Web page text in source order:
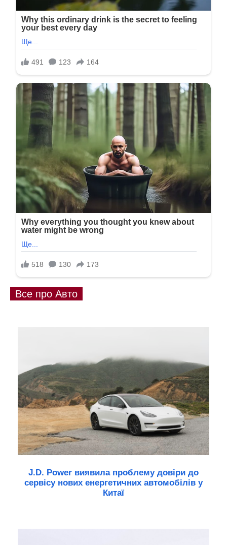
Все про Авто
J.D. Power виявила проблему довіри до
сервісу нових енергетичних автомобілів у
Китаї